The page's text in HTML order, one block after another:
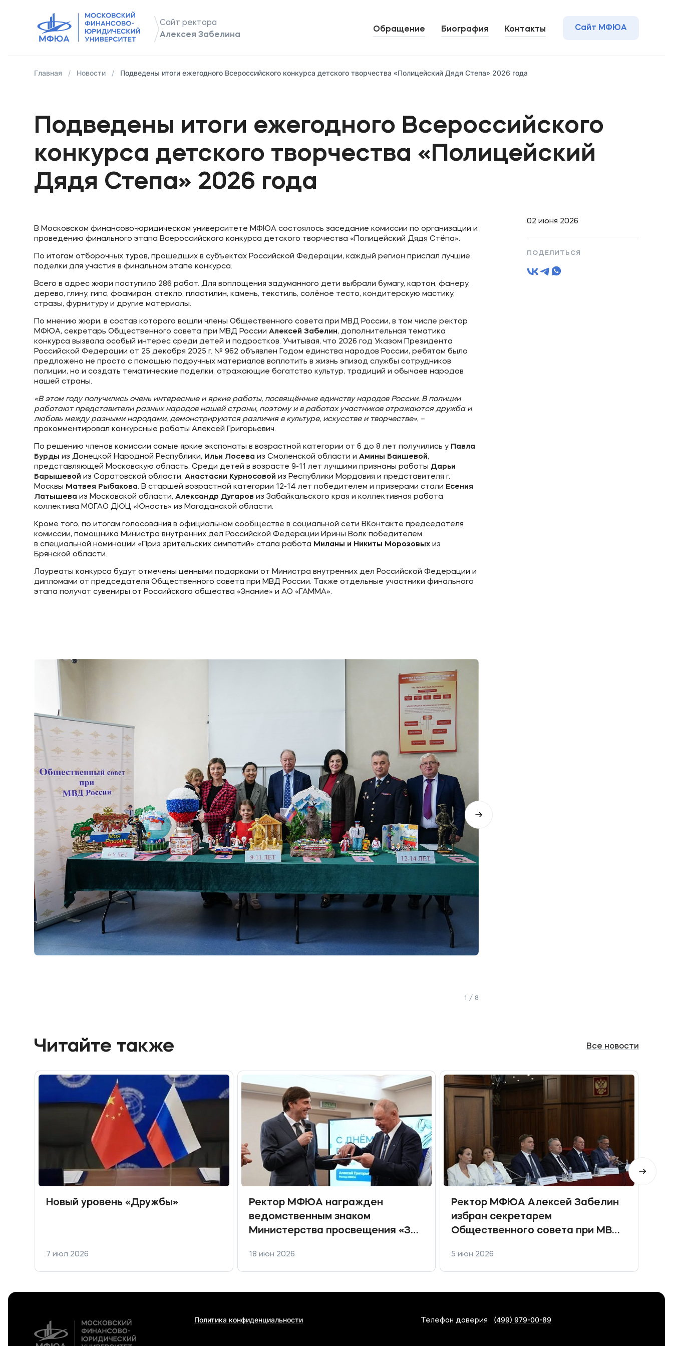
Сайт ректора
Алексея Забелина
Обращение Биография Контакты Сайт МФЮА
Обращение
Главная Новости Подведены итоги ежегодного Всероссийского конкурса детского творчества «Полицейский Дядя Степа» 2026 года
Подведены итоги ежегодного Всероссийского
конкурса детского творчества «Полицейский
Дядя Степа» 2026 года
02 июня 2026
ПОДЕЛИТЬСЯ
В Московском финансово-юридическом университете МФЮА состоялось заседание комиссии по организации и
проведению финального этапа Всероссийского конкурса детского творчества «Полицейский Дядя Стёпа».
По итогам отборочных туров, прошедших в субъектах Российской Федерации, каждый регион прислал лучшие
поделки для участия в финальном этапе конкурса.
Всего в адрес жюри поступило 286 работ. Для воплощения задуманного дети выбрали бумагу, картон, фанеру,
дерево, глину, гипс, фоамиран, стекло, пластилин, камень, текстиль, солёное тесто, кондитерскую мастику,
стразы, фурнитуру и другие материалы.
По мнению жюри, в состав которого вошли члены Общественного совета при МВД России, в том числе ректор
МФЮА, секретарь Общественного совета при МВД России Алексей Забелин, дополнительная тематика
конкурса вызвала особый интерес среди детей и подростков. Учитывая, что 2026 год Указом Президента
Российской Федерации от 25 декабря 2025 г. № 962 объявлен Годом единства народов России, ребятам было
предложено не просто с помощью подручных материалов воплотить в жизнь эпизод службы сотрудников
полиции, но и создать тематические поделки, отражающие богатство культур, традиций и обычаев народов
нашей страны.
«В этом году получились очень интересные и яркие работы, посвящённые единству народов России. В полиции
работают представители разных народов нашей страны, поэтому и в работах участников отражаются дружба и
любовь между разными народами, демонстрируются различия в культуре, искусстве и творчестве», –
прокомментировал конкурсные работы Алексей Григорьевич.
По решению членов комиссии самые яркие экспонаты в возрастной категории от 6 до 8 лет получились у Павла
Бурды из Донецкой Народной Республики, Ильи Лосева из Смоленской области и Амины Баишевой,
представляющей Московскую область. Среди детей в возрасте 9-11 лет лучшими признаны работы Дарьи
Барышевой из Саратовской области, Анастасии Курносовой из Республики Мордовия и представителя г.
Москвы Матвея Рыбакова. В старшей возрастной категории 12-14 лет победителем и призерами стали Есения
Латышева из Московской области, Александр Дугаров из Забайкальского края и коллективная работа
коллектива МОГАО ДЮЦ «Юность» из Магаданской области.
Кроме того, по итогам голосования в официальном сообществе в социальной сети ВКонтакте председателя
комиссии, помощника Министра внутренних дел Российской Федерации Ирины Волк победителем
в специальной номинации «Приз зрительских симпатий» стала работа Миланы и Никиты Морозовых из
Брянской области.
Лауреаты конкурса будут отмечены ценными подарками от Министра внутренних дел Российской Федерации и
дипломами от председателя Общественного совета при МВД России. Также отдельные участники финального
этапа получат сувениры от Российского общества «Знание» и АО «ГАММА».
1 / 8
Читайте также Все новости
Новый уровень «Дружбы»
7 июл 2026
Ректор МФЮА награжден
ведомственным знаком
Министерства просвещения «За
18 июн 2026
Ректор МФЮА Алексей Забелин
избран секретарем
Общественного совета при МВД
5 июн 2026
Политика конфиденциальности Телефон доверия (499) 979-00-89